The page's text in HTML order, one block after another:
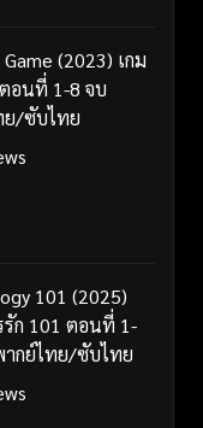
(2023) เกม
อนที่ 1-8 จบ
ย/ซับไทย
101 (2025)
ก 101 ตอนที่ 1-
พากย์ไทย/ซับไทย